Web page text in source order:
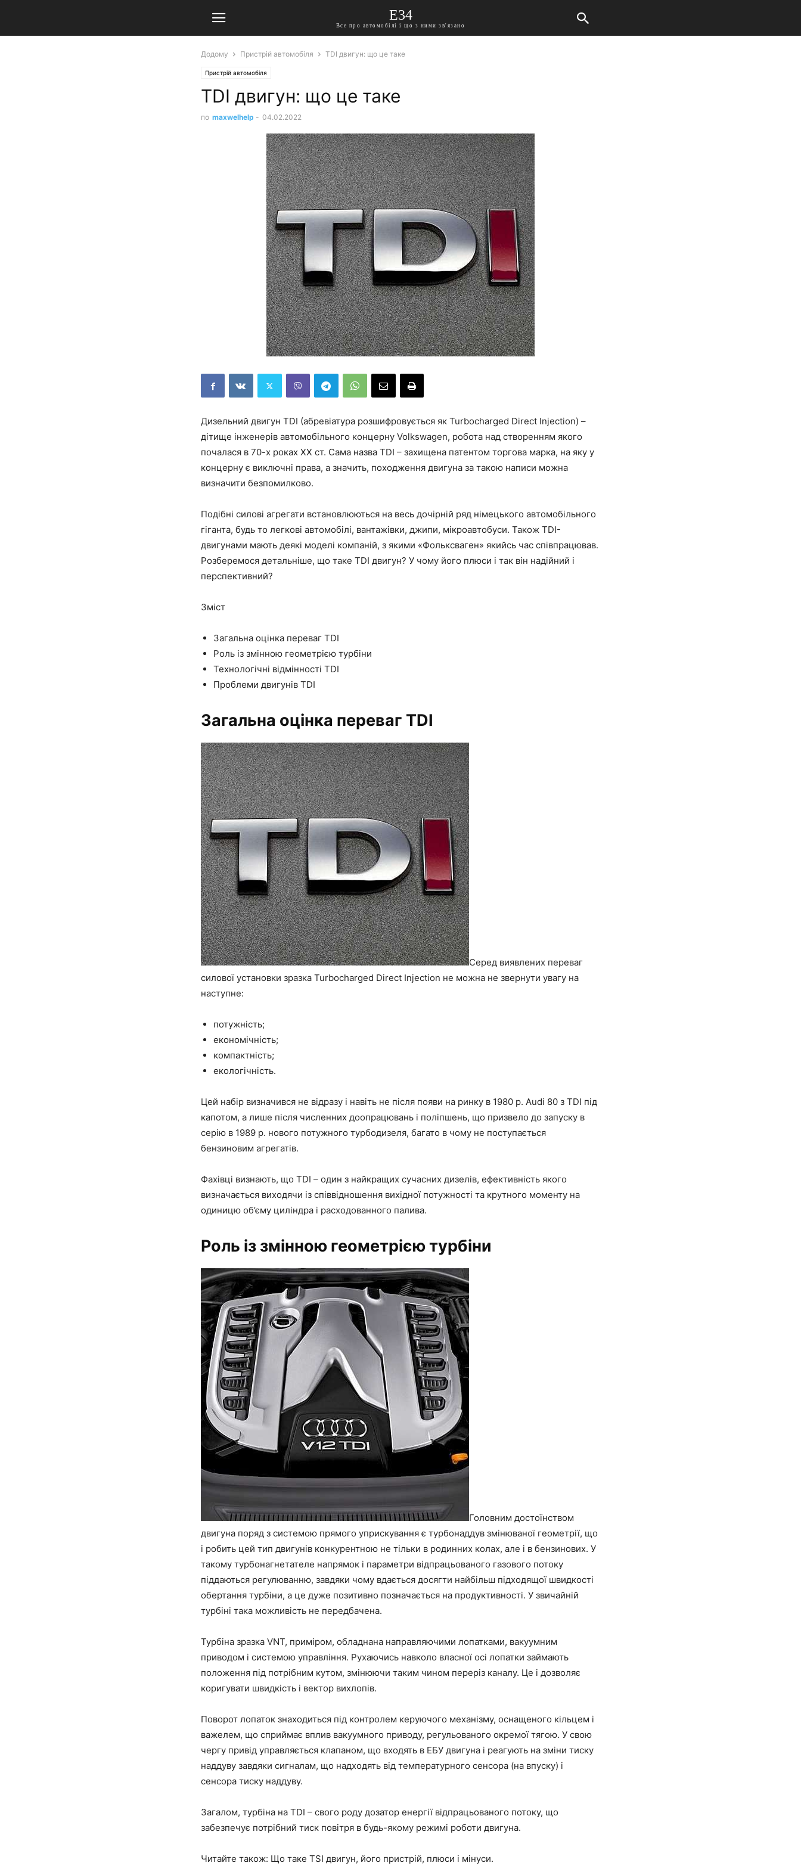
E34
Все про автомобілі і що з ними зв'язано
Додому Пристрій автомобіля TDI двигун: що це таке
Пристрій автомобіля
TDI двигун: що це таке
по maxwelhelp - 04.02.2022
Дизельний двигун TDI (абревіатура розшифровується як Turbocharged Direct Injection) –
дітище інженерів автомобільного концерну Volkswagen, робота над створенням якого
почалася в 70-х роках ХХ ст. Сама назва TDI – захищена патентом торгова марка, на яку у
концерну є виключні права, а значить, походження двигуна за такою написи можна
визначити безпомилково.
Подібні силові агрегати встановлюються на весь дочірній ряд німецького автомобільного
гіганта, будь то легкові автомобілі, вантажівки, джипи, мікроавтобуси. Також TDI-
двигунами мають деякі моделі компаній, з якими «Фольксваген» якийсь час співпрацював.
Розберемося детальніше, що таке TDI двигун? У чому його плюси і так він надійний і
перспективний?
Зміст
Загальна оцінка переваг TDI
Роль із змінною геометрією турбіни
Технологічні відмінності TDI
Проблеми двигунів TDI
Загальна оцінка переваг TDI
Серед виявлених переваг
силової установки зразка Turbocharged Direct Injection не можна не звернути увагу на
наступне:
потужність;
економічність;
компактність;
екологічність.
Цей набір визначився не відразу і навіть не після появи на ринку в 1980 р. Audi 80 з TDI під
капотом, а лише після численних доопрацювань і поліпшень, що призвело до запуску в
серію в 1989 р. нового потужного турбодизеля, багато в чому не поступається
бензиновим агрегатів.
Фахівці визнають, що TDI – один з найкращих сучасних дизелів, ефективність якого
визначається виходячи із співвідношення вихідної потужності та крутного моменту на
одиницю об’єму циліндра і расходованного палива.
Роль із змінною геометрією турбіни
Головним достоїнством
двигуна поряд з системою прямого уприскування є турбонаддув змінюваної геометрії, що
і робить цей тип двигунів конкурентною не тільки в родинних колах, але і в бензинових. У
такому турбонагнетателе напрямок і параметри відпрацьованого газового потоку
піддаються регулюванню, завдяки чому вдається досягти найбільш підходящої швидкості
обертання турбіни, а це дуже позитивно позначається на продуктивності. У звичайній
турбіні така можливість не передбачена.
Турбіна зразка VNT, приміром, обладнана направляючими лопатками, вакуумним
приводом і системою управління. Рухаючись навколо власної осі лопатки займають
положення під потрібним кутом, змінюючи таким чином переріз каналу. Це і дозволяє
коригувати швидкість і вектор вихлопів.
Поворот лопаток знаходиться під контролем керуючого механізму, оснащеного кільцем і
важелем, що сприймає вплив вакуумного приводу, регульованого окремої тягою. У свою
чергу привід управляється клапаном, що входять в ЕБУ двигуна і реагують на зміни тиску
наддуву завдяки сигналам, що надходять від температурного сенсора (на впуску) і
сенсора тиску наддуву.
Загалом, турбіна на TDI – свого роду дозатор енергії відпрацьованого потоку, що
забезпечує потрібний тиск повітря в будь-якому режимі роботи двигуна.
Читайте також: Що таке TSI двигун, його пристрій, плюси і мінуси.